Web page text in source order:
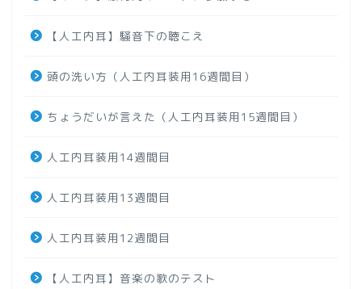
【人工内耳】騒音下の聴こえ
頭の洗い方（人工内耳装用16週間目）
ちょうだいが言えた（人工内耳装用15週間目）
人工内耳装用14週間目
人工内耳装用13週間目
人工内耳装用12週間目
【人工内耳】音楽の歌のテスト